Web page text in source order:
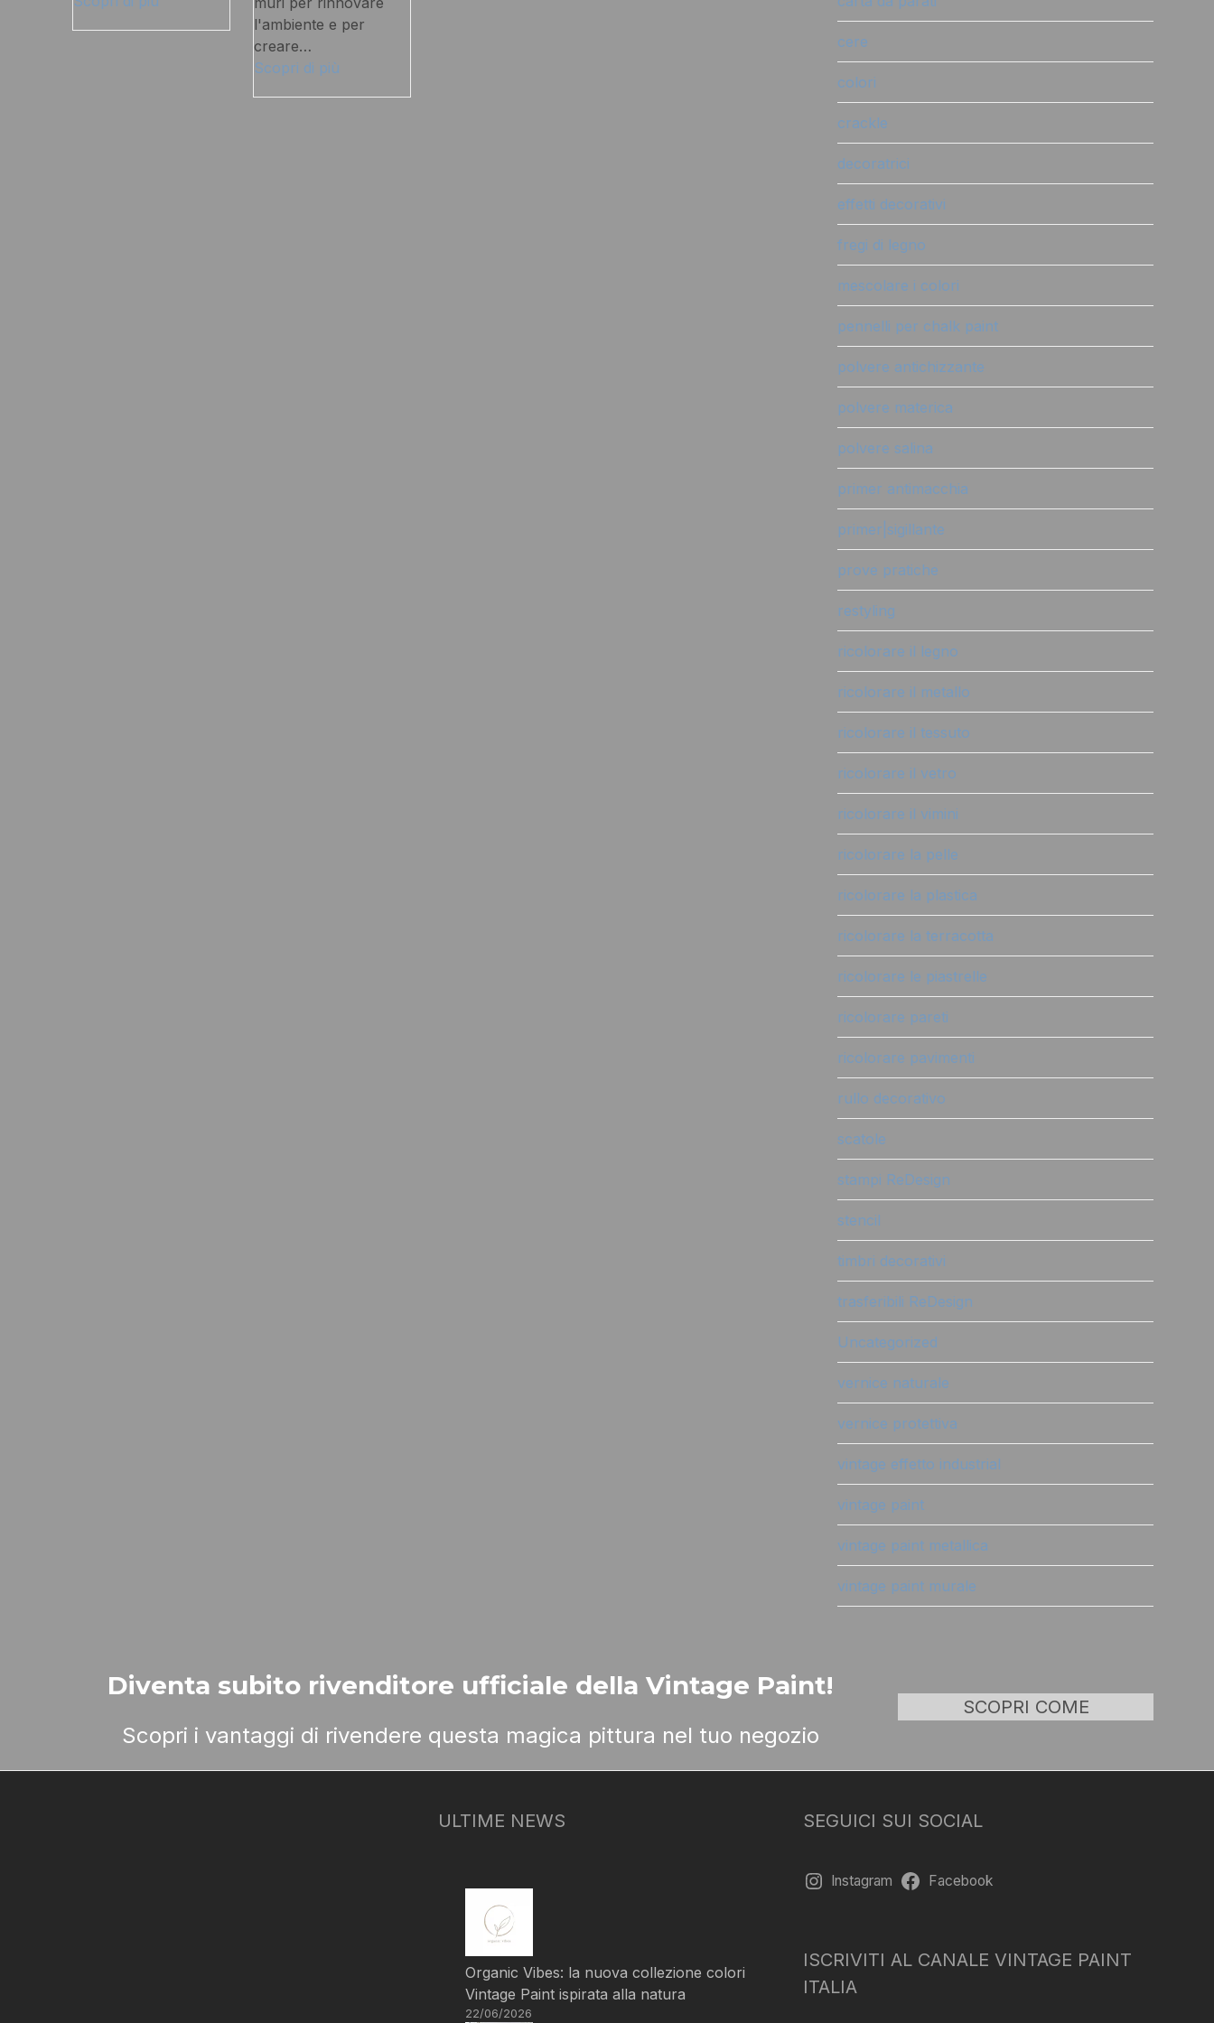
l'ambiente e per
creare…
Scopri di più
cere
colori
crackle
decoratrici
effetti decorativi
fregi di legno
mescolare i colori
pennelli per chalk paint
polvere antichizzante
polvere materica
polvere salina
primer antimacchia
primer|sigillante
prove pratiche
restyling
ricolorare il legno
ricolorare il metallo
ricolorare il tessuto
ricolorare il vetro
ricolorare il vimini
ricolorare la pelle
ricolorare la plastica
ricolorare la terracotta
ricolorare le piastrelle
ricolorare pareti
ricolorare pavimenti
rullo decorativo
scatole
stampi ReDesign
stencil
timbri decorativi
trasferibili ReDesign
Uncategorized
vernice naturale
vernice protettiva
vintage effetto industrial
vintage paint
vintage paint metallica
vintage paint murale
Diventa subito rivenditore ufficiale della Vintage Paint!
Scopri i vantaggi di rivendere questa magica pittura nel tuo negozio
SCOPRI COME
ULTIME NEWS
Organic Vibes: la nuova collezione colori
Vintage Paint ispirata alla natura
22/06/2026
SEGUICI SUI SOCIAL
Instagram Facebook
ISCRIVITI AL CANALE VINTAGE PAINT
ITALIA